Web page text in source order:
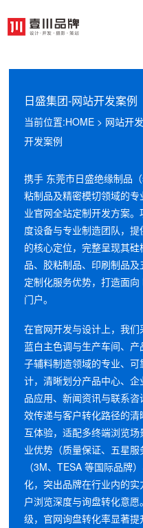
日盛集团-网站开发案例
当前位置:HOME> 网站开发
开发案例
携手 东莞市日盛绝缘制品
粘制品及精密模切领域的专
业官网全站定制开发方案。
度设备与专业制造团队，
的核心定位，完整呈现其
品、胶粘制品、印刷制品
定制化服务优势，打造面
门户。
在官网开发与设计上，我
蓝白主色调与生产车间、
子辅料制造领域的专业、
计，清晰划分产品中心、
品应用、新闻资讯与联系
效传递与客户转化路径的
互体验，适配多终端浏览
业优势（质量保证、五星
（3M、TESA 等国际品牌
化，突出品牌在行业内的
户浏览深度与询盘转化意
级，官网询盘转化率显著